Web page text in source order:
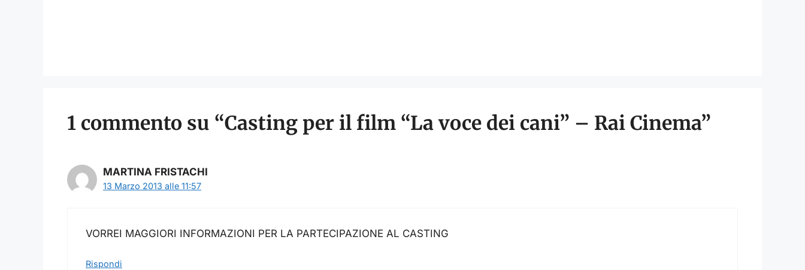
1 commento su “Casting per il film “La voce dei cani” – Rai Cinema”
MARTINA FRISTACHI
13 Marzo 2013 alle 11:57
VORREI MAGGIORI INFORMAZIONI PER LA PARTECIPAZIONE AL CASTING
Rispondi